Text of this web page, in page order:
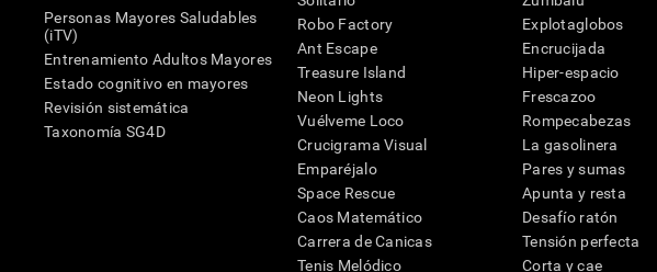
Personas Mayores Saludables
(iTV)
Entrenamiento Adultos Mayores
Estado cognitivo en mayores
Revisión sistemática
Taxonomía SG4D
Robo Factory
Ant Escape
Treasure Island
Neon Lights
Vuélveme Loco
Crucigrama Visual
Emparéjalo
Space Rescue
Caos Matemático
Carrera de Canicas
Tenis Melódico
Explotaglobos
Encrucijada
Hiper-espacio
Frescazoo
Rompecabezas
La gasolinera
Pares y sumas
Apunta y resta
Desafío ratón
Tensión perfecta
Corta y cae